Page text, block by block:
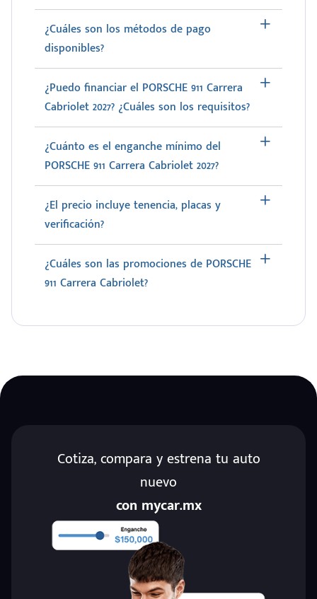
¿Cuáles son los métodos de pago
disponibles?
¿Puedo financiar el PORSCHE 911 Carrera
Cabriolet 2027? ¿Cuáles son los requisitos?
¿Cuánto es el enganche mínimo del
PORSCHE 911 Carrera Cabriolet 2027?
¿El precio incluye tenencia, placas y
verificación?
¿Cuáles son las promociones de PORSCHE
911 Carrera Cabriolet?
Cotiza, compara y estrena tu auto
nuevo
con mycar.mx